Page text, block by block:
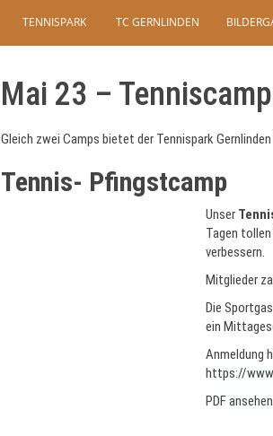
TENNISPARK TC GERNLINDEN
Mai 23 –
Gleich zwei Camps bietet der Tennispark
Tennis- Pfingstcamp
Unser
Tagen tollen
verbessern.
Mitglieder
Die
ein
Anmeldung
https://
PDF ansehen